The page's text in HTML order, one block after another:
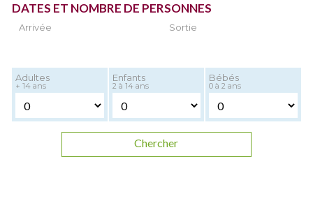
DATES ET NOMBRE DE PERSONNES
Arrivée Sortie
Adultes
+ 14 ans
Enfants
2 à 14 ans
Bébés
0 à 2 ans
Chercher